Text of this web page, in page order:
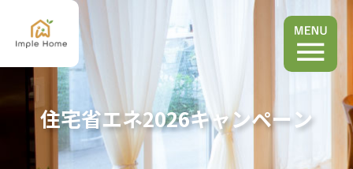
住宅省エネ2026キャンペーン